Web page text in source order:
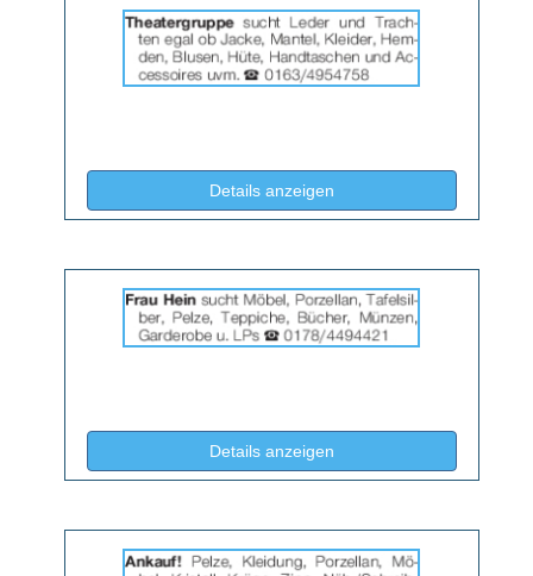
der
Anzeige
2064678
Details anzeigen(ID: 2064678)
der
Anzeige
2064729
Details anzeigen(ID: 2064729)
der